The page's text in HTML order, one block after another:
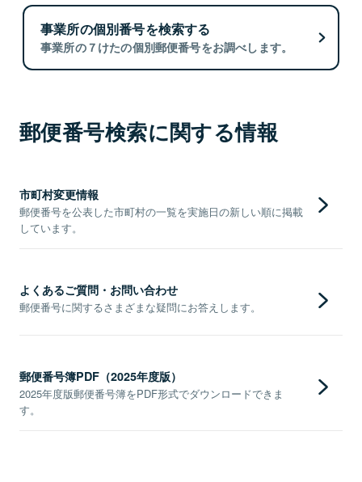
事業所の個別番号を検索する
事業所の７けたの個別郵便番号をお調べします。
郵便番号検索に関する情報
市町村変更情報
郵便番号を公表した市町村の一覧を実施日の新しい順に掲載
しています。
よくあるご質問・お問い合わせ
郵便番号に関するさまざまな疑問にお答えします。
郵便番号簿PDF（2025年度版）
2025年度版郵便番号簿をPDF形式でダウンロードできま
す。